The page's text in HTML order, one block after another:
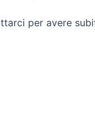
per avere